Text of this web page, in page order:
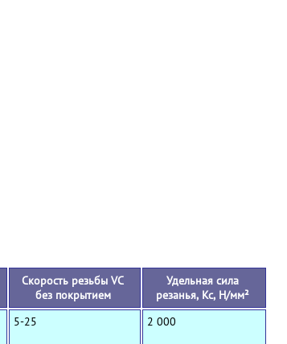
Скорость резьбы VC
без покрытием
Удельная сила
резанья, Кс, Н/мм²
5-25 2 000